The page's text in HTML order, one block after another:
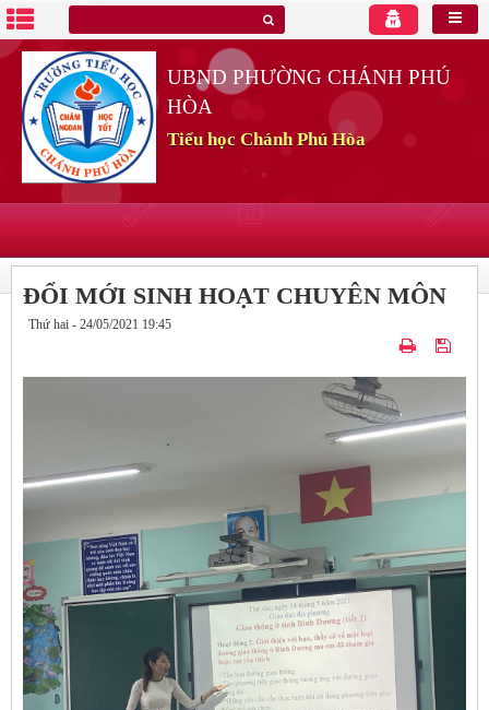
UBND PHƯỜNG CHÁNH PHÚ
HÒA
Tiểu học Chánh Phú Hòa
ĐỔI MỚI SINH HOẠT CHUYÊN MÔN
Thứ hai - 24/05/2021 19:45